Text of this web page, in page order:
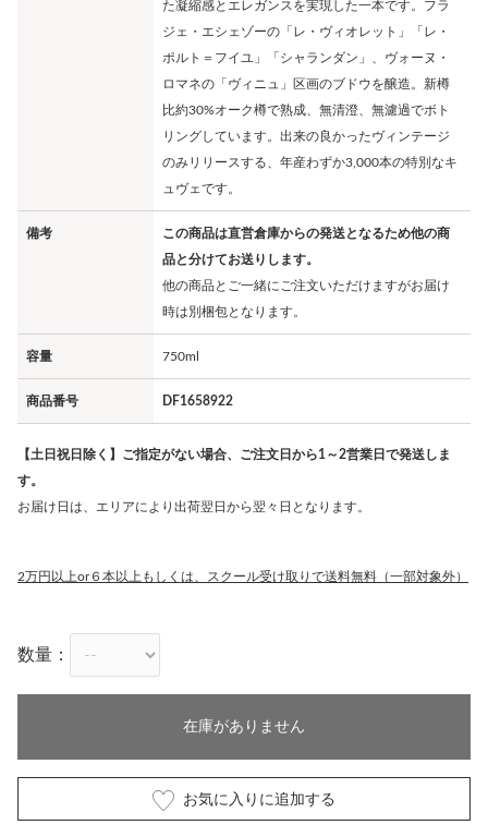
た凝縮感とエレガンスを実現した一本です。フラ
ジェ・エシェゾーの「レ・ヴィオレット」「レ・
ポルト＝フイユ」「シャランダン」、ヴォーヌ・
ロマネの「ヴィニュ」区画のブドウを醸造。新樽
比約30%オーク樽で熟成、無清澄、無濾過でボト
リングしています。出来の良かったヴィンテージ
のみリリースする、年産わずか3,000本の特別なキ
ュヴェです。
備考
この商品は直営倉庫からの発送となるため他の商
品と分けてお送りします。
他の商品とご一緒にご注文いただけますがお届け
時は別梱包となります。
容量 750ml
商品番号 DF1658922
【土日祝日除く】ご指定がない場合、ご注文日から1～2営業日で発送しま
す。
お届け日は、エリアにより出荷翌日から翌々日となります。
2万円以上or６本以上もしくは、スクール受け取りで送料無料（一部対象外）
数量：
在庫がありません
お気に入りに追加する